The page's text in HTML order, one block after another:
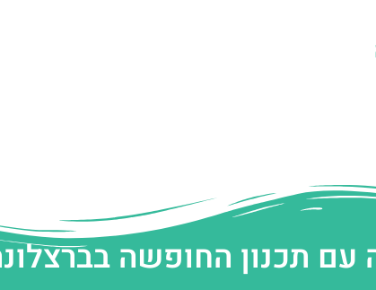
עם תכנון החופשה